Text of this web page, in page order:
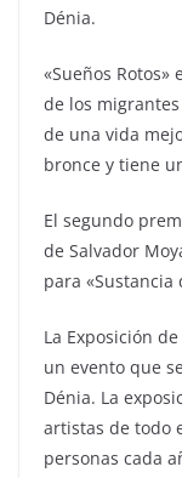
Dénia.
«Sueños
de los
de una vida
bronce y tiene
El segundo
de Salvador
para «Sustancia
La Exposición
un evento que
Dénia. La
artistas de todo
personas cada